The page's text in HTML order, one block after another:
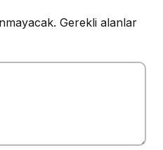
Gerekli alanlar